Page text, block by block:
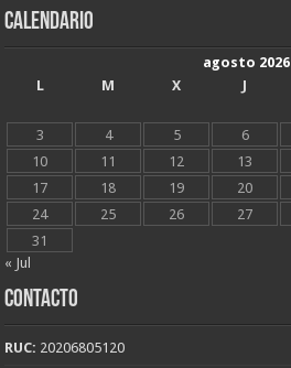
CALENDARIO
agosto 2026
L
M X J
3
4 5 6
10
11 12 13
17
18 19 20
24
25 26 27
31
« Jul
CONTACTO
RUC: 20206805120